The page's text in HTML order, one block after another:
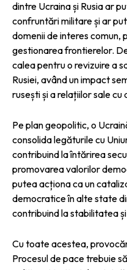
dintre Ucraina și Rusia ar
confruntări militare și ar
domenii de interes comun,
gestionarea frontierelor.
calea pentru o revizuire a
Rusiei, având un impact
rusești și a relațiilor sale cu
Pe plan geopolitic, o
consolida legăturile cu
contribuind la întărirea
promovarea valorilor
putea acționa ca un
democratice în alte state
contribuind la stabilitatea
Cu toate acestea,
Procesul de pace trebuie